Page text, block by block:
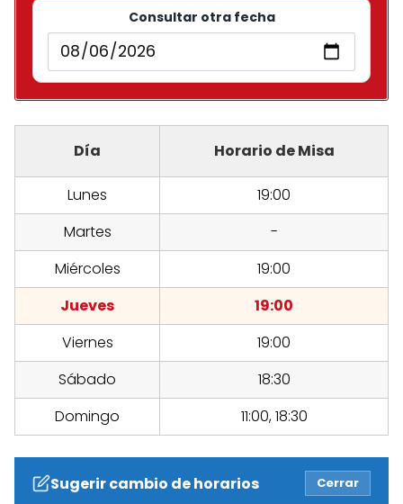
Consultar otra fecha
Día Horario de Misa
Lunes
19:00
Martes
-
Miércoles
19:00
Jueves
19:00
Viernes
19:00
Sábado
18:30
Domingo
11:00, 18:30
Sugerir cambio de horarios Cerrar